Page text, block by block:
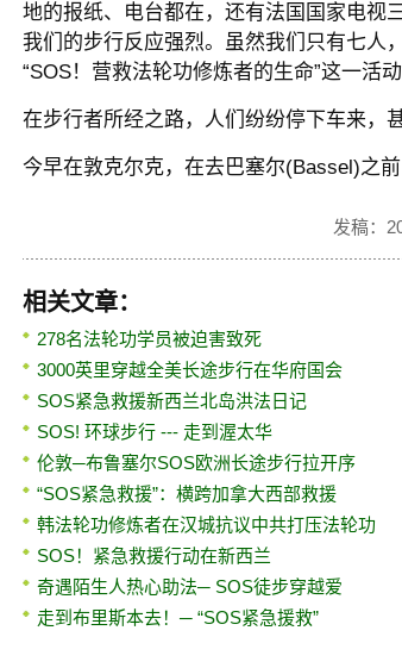
地的报纸、电台都在，还有法国国家电视
我们的步行反应强烈。虽然我们只有七人
“SOS！营救法轮功修炼者的生命”这一活动
在步行者所经之路，人们纷纷停下车来，
今早在敦克尔克，在去巴塞尔(Bassel)之
发稿：
相关文章：
278名法轮功学员被迫害致死
3000英里穿越全美长途步行在华府国会
SOS紧急救援新西兰北岛洪法日记
SOS! 环球步行 --- 走到渥太华
伦敦─布鲁塞尔SOS欧洲长途步行拉开序
“SOS紧急救援”：横跨加拿大西部救援
韩法轮功修炼者在汉城抗议中共打压法轮功
SOS！紧急救援行动在新西兰
奇遇陌生人热心助法─ SOS徒步穿越爱
走到布里斯本去！─ “SOS紧急援救”